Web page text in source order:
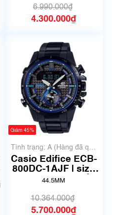
6.990.000₫
4.300.000₫
Giảm 45%
Tình trạng: A (Hàng đã qua
sử dụng nhưng rất đẹp,
không có xước)
Casio Edifice ECB-
800DC-1AJF | size
44.5mm | Mã số
44.5MM
10.364.000₫
5.700.000₫